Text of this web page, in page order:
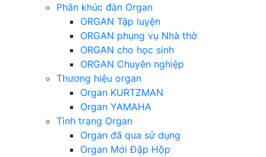
Phân khúc đàn Organ
ORGAN Tập luyện
ORGAN phụng vụ Nhà thờ
ORGAN cho học sinh
ORGAN Chuyên nghiệp
Thương hiệu organ
Organ KURTZMAN
Organ YAMAHA
Tình trạng Organ
Organ đã qua sử dụng
Organ Mới Đập Hộp